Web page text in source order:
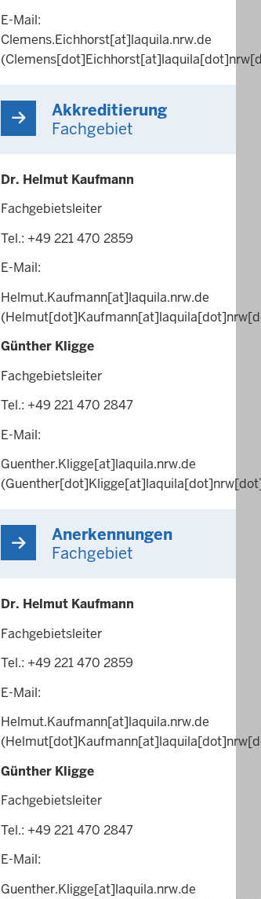
E-Mail:
Clemens.Eichhorst[at]laquila.nrw.de
Akkreditierung
Fachgebiet
Dr. Helmut Kaufmann
Fachgebietsleiter
Tel.: +49 221 470 2859
E-Mail:
Helmut.Kaufmann[at]laquila.nrw.de
Günther Kligge
Fachgebietsleiter
Tel.: +49 221 470 2847
E-Mail:
Guenther.Kligge[at]laquila.nrw.de
Anerkennungen
Fachgebiet
Dr. Helmut Kaufmann
Fachgebietsleiter
Tel.: +49 221 470 2859
E-Mail:
Helmut.Kaufmann[at]laquila.nrw.de
Günther Kligge
Fachgebietsleiter
Tel.: +49 221 470 2847
E-Mail:
Guenther.Kligge[at]laquila.nrw.de